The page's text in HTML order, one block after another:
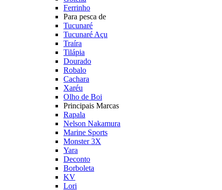
Ferrinho
Para pesca de
Tucunaré
Tucunaré Açu
Traíra
Tilápia
Dourado
Robalo
Cachara
Xaréu
Olho de Boi
Principais Marcas
Rapala
Nelson Nakamura
Marine Sports
Monster 3X
Yara
Deconto
Borboleta
KV
Lori